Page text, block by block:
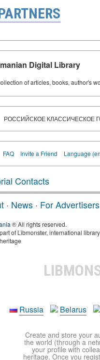
Digital Library
of articles, books, author's
РОССИЙСКОЕ КЛАССИЧЕСКОЕ
FAQ Invite a Friend Language
Contacts
· News · For Advertisers
® All rights reserved.
of Libmonster, international
Russia
Belarus
Create and store your
the world (through a
your profile with
heritage. Once you